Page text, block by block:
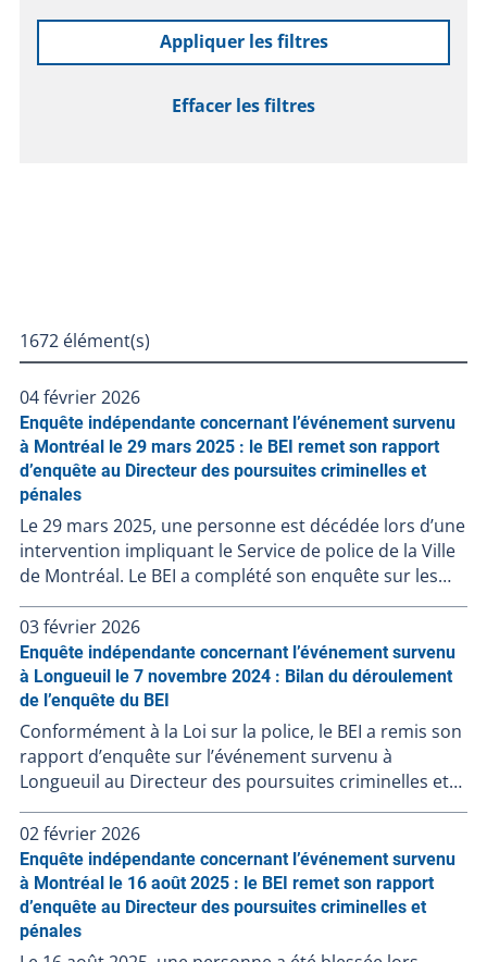
Appliquer les filtres
Effacer les filtres
1672 élément(s)
04 février 2026
Enquête indépendante concernant l’événement survenu
à Montréal le 29 mars 2025 : le BEI remet son rapport
d’enquête au Directeur des poursuites criminelles et
pénales
Le 29 mars 2025, une personne est décédée lors d’une
intervention impliquant le Service de police de la Ville
de Montréal. Le BEI a complété son enquête sur les
circonstances entourant l'intervention.
Conformément à l’article 289.3.1 de la Loi sur la police,
le BEI a transmis son rapport au Directeur des
poursuites criminelles et pénales (DPCP) le 12 janvier
2026. C'est sur la base de ce rapport que le DPCP
déterminera s'il y a lieu de porter des accusations
contre les policiers impliqués, en fonction de son
appréciation des faits analysés à la lumière du droit
contient l’ensemble des composantes de l’enquête.
On y retrouve les déclarations des témoins et des
personnes impliquées, ainsi que la preuve matérielle
recueillie et les expertises s’y rattachant. Ces éléments
sont sensibles étant donné leur nature et soulèvent
des questions de protection des renseignements
03 février 2026
Enquête indépendante concernant l’événement survenu
à Longueuil le 7 novembre 2024 : Bilan du déroulement
de l’enquête du BEI
Conformément à la Loi sur la police, le BEI a remis son
rapport d’enquête sur l’événement survenu à
Longueuil au Directeur des poursuites criminelles et
pénales le 9 mai 2025. À la suite de la décision du
DPCP de ne pas porter d’accusation contre le policier
impliqué, et en l’absence de faits nouveaux, le BEI clôt
le dossier BEI-241107-001. Résumé de l’événement Le
7 novembre 2024, une personne a été blessée lors
d'une intervention impliquant le Service de police de
l'agglomération de Longueuil (SPAL). La trame
02 février 2026
Enquête indépendante concernant l’événement survenu
à Montréal le 16 août 2025 : le BEI remet son rapport
d’enquête au Directeur des poursuites criminelles et
pénales